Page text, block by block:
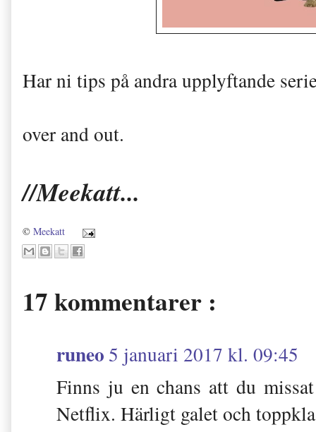
Har ni tips på andra upplyftande
over and out.
//Meekatt...
© Meekatt
17 kommentarer :
runeo 5 januari 2017 kl. 09:45
Finns ju en chans att du
Netflix. Härligt galet och